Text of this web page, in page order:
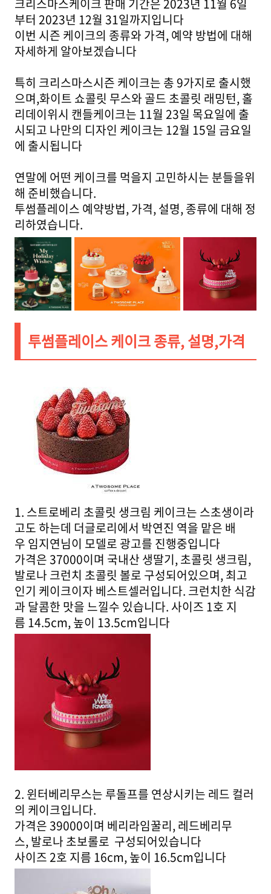
크리스마스케이크 판매 기간은 2023년 11월 6일
부터 2023년 12월 31일까지입니다
이번 시즌 케이크의 종류와 가격, 예약 방법에 대해
자세하게 알아보겠습니다
특히 크리스마스시즌 케이크는 총 9가지로 출시했
으며,화이트 쇼콜릿 무스와 골드 초콜릿 래밍턴, 홀
리데이위시 캔들케이크는 11월 23일 목요일에 출
시되고 나만의 디자인 케이크는 12월 15일 금요일
에 출시됩니다
연말에 어떤 케이크를 먹을지 고민하시는 분들을위
해 준비했습니다.
투썸플레이스 예약방법, 가격, 설명, 종류에 대해 정
리하였습니다.
투썸플레이스 케이크 종류, 설명,가격
1. 스트로베리 초콜릿 생크림 케이크는 스초생이라
고도 하는데 더글로리에서 박연진 역을 맡은 배
우 임지연님이 모델로 광고를 진행중입니다
가격은 37000이며 국내산 생딸기, 초콜릿 생크림,
발로나 크런치 초콜릿 볼로 구성되어있으며, 최고
인기 케이크이자 베스트셀러입니다. 크런치한 식감
과 달콤한 맛을 느낄수 있습니다. 사이즈 1호 지
름 14.5cm, 높이 13.5cm입니다
2. 윈터베리무스는 루돌프를 연상시키는 레드 컬러
의 케이크입니다.
가격은 39000이며 베리라임꿀리, 레드베리무
스, 발로나 초보롤로 구성되어있습니다
사이즈 2호 지름 16cm, 높이 16.5cm입니다